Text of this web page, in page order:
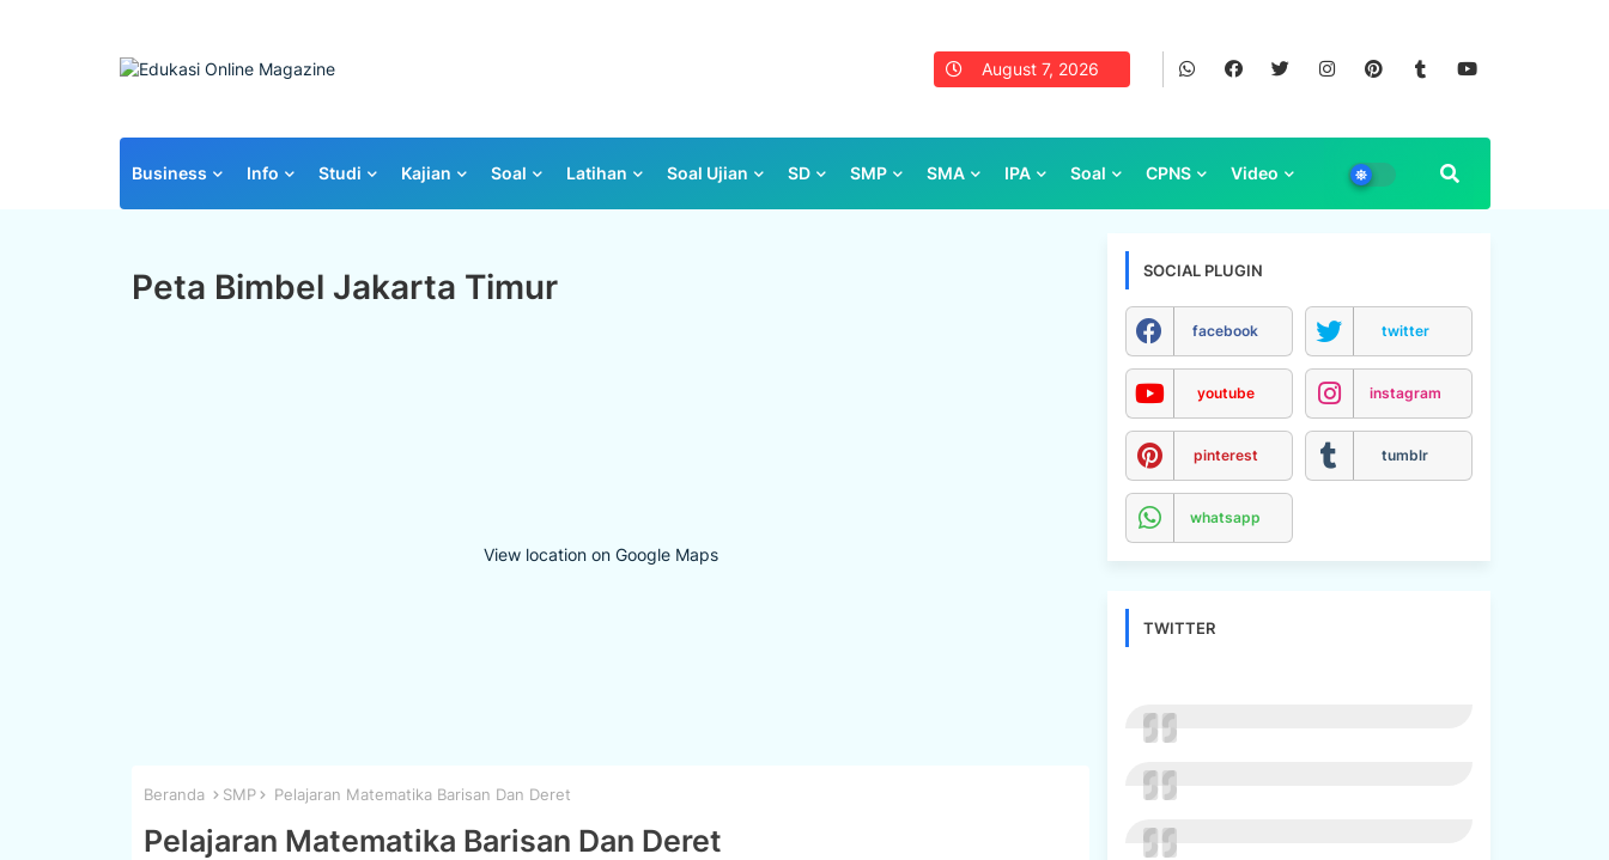
August 7, 2026
Business Info Studi Kajian Soal Latihan Soal Ujian SD SMP SMA IPA Soal CPNS Video
Peta Bimbel Jakarta Timur
View location on Google Maps
Beranda SMP Pelajaran Matematika Barisan Dan Deret
Pelajaran Matematika Barisan Dan Deret
SOCIAL PLUGIN
facebook twitter
youtube instagram
pinterest tumblr
whatsapp
TWITTER